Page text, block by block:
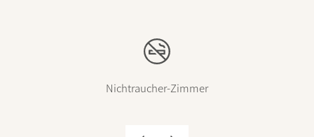
Nichtraucher-Zimmer